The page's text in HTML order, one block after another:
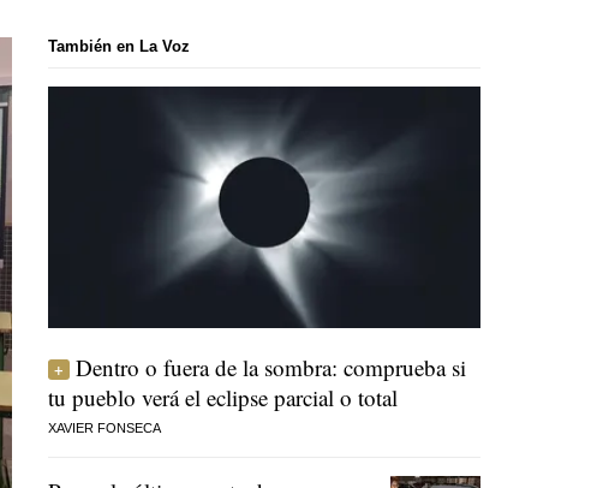
También en La Voz
Dentro o fuera de la sombra: comprueba si
tu pueblo verá el eclipse parcial o total
XAVIER FONSECA